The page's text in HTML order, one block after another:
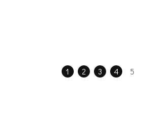
1 2 3 4 5